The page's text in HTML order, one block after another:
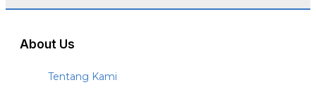
About Us
Tentang Kami